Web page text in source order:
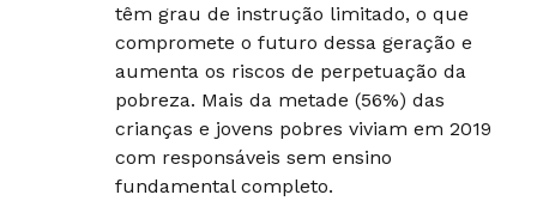
têm grau de instrução limitado, o que
compromete o futuro dessa geração e
aumenta os riscos de perpetuação da
pobreza. Mais da metade (56%) das
crianças e jovens pobres viviam em 2019
com responsáveis sem ensino
fundamental completo.